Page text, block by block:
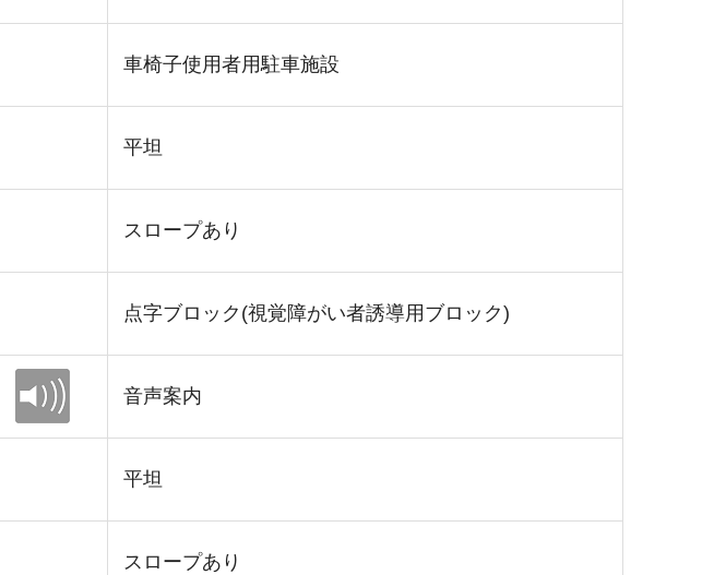
車椅子使用者用駐車施設
平坦
スロープあり
点字ブロック(視覚障がい者誘導用ブロック)
音声案内
平坦
スロープあり